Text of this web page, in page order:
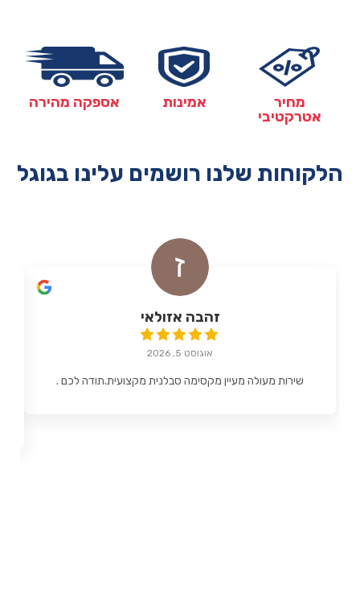
מחיר
אטרקטיבי
אמינות אספקה מהירה
הלקוחות שלנו רושמים עלינו בגוגל
זהבה אזולאי
אוגוסט 5, 2026
שירות מעולה מעיין מקסימה סבלנית מקצועית.תודה לכם .